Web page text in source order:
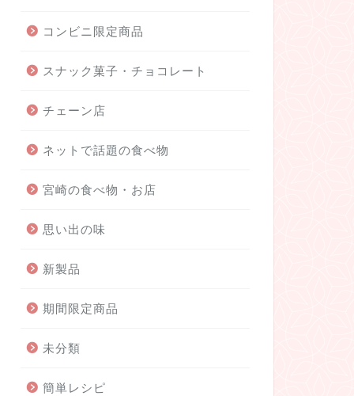
コンビニ限定商品
スナック菓子・チョコレート
チェーン店
ネットで話題の食べ物
宮崎の食べ物・お店
思い出の味
新製品
期間限定商品
未分類
簡単レシピ